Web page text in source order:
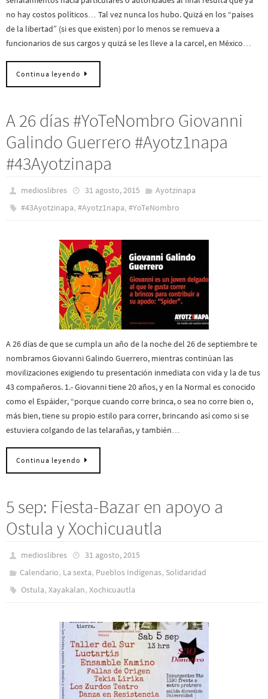
no hay costos políticos… Tal vez nunca los hubo. Quizá en los “países
de la libertad” (si es que existen) por lo menos se remueva a
funcionarios de sus cargos y quizá se les lleve a la carcel, en México…
Continua leyendo
A 26 días #YoTeNombro Giovanni
Galindo Guerrero #Ayotz1napa
#43Ayotzinapa
medioslibres 31 agosto, 2015
Ayotzinapa
#43Ayotzinapa,#Ayotz1napa,#YoTeNombro
A 26 días de que se cumpla un año de la noche del 26 de septiembre te
nombramos Giovanni Galindo Guerrero, mientras continúan las
movilizaciones exigiendo tu presentación inmediata con vida y la de tus
43 compañeros. 1.- Giovanni tiene 20 años, y en la Normal es conocido
como el Espáider, “porque cuando corre brinca, o sea no corre bien o,
más bien, tiene su propio estilo para correr, brincando así como si se
estuviera colgando de las telarañas, y también…
Continua leyendo
5 sep: Fiesta-Bazar en apoyo a
Ostula y Xochicuautla
medioslibres
31 agosto, 2015
Calendario, La sexta, Pueblos Indí­genas, Solidaridad
Ostula,Xayakalan,Xochicuautla